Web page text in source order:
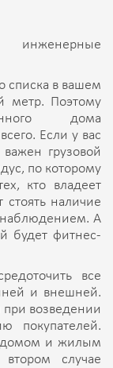
списка в вашем
метр. Поэтому
дома
Если у вас
грузовой
по которому
кто владеет
наличие
А
будет фитнес-
все
и внешней.
возведении
покупателей.
домом и жилым
случае